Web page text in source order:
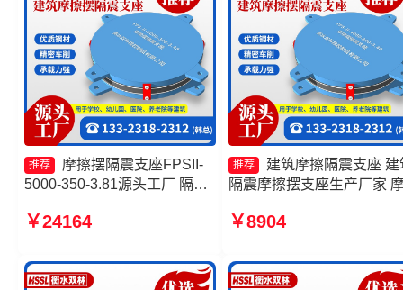
推荐
摩擦摆隔震支座FPSII-
5000-350-3.81源头工厂 隔震
支座源头工厂 建筑摩擦隔震支
￥24164
推荐
建筑摩擦隔震支座 建
隔震摩擦摆支座生产厂家
FPSII-2000-350-3.81生产
￥8904